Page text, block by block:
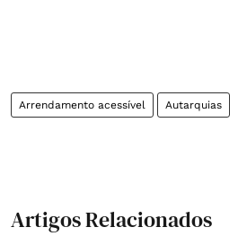
Arrendamento acessível Autarquias
Artigos Relacionados